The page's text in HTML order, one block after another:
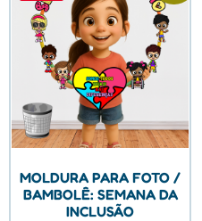
MOLDURA PARA FOTO /
BAMBOLÊ: SEMANA DA
INCLUSÃO